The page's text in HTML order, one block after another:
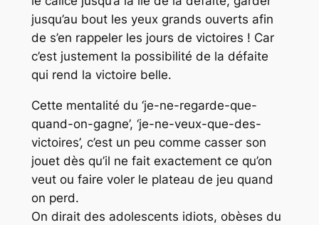
jusqu’au bout les yeux grands ouverts afin
de s’en rappeler les jours de victoires ! Car
c’est justement la possibilité de la défaite
qui rend la victoire belle.
Cette mentalité du ‘je-ne-regarde-que-
quand-on-gagne’, ‘je-ne-veux-que-des-
victoires’, c’est un peu comme casser son
jouet dès qu’il ne fait exactement ce qu’on
veut ou faire voler le plateau de jeu quand
on perd.
On dirait des adolescents idiots, obèses du